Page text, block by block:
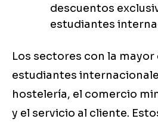
descuentos
estudiantes
Los sectores con la
estudiantes
hostelería, el comercio
y el servicio al cliente.